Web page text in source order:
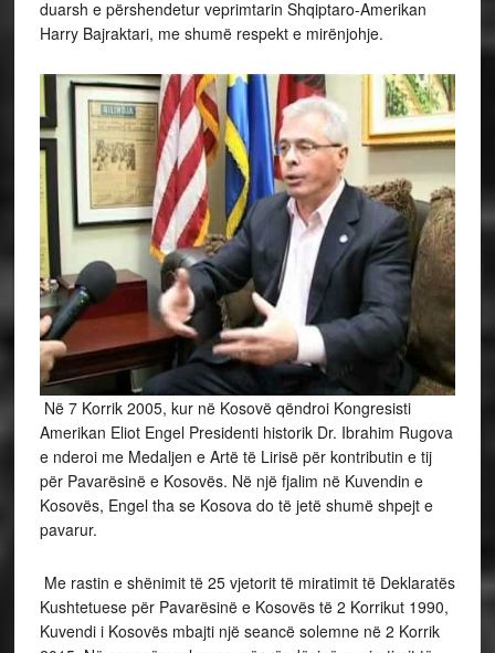
duarsh e përshendetur veprimtarin Shqiptaro-Amerikan
Harry Bajraktari, me shumë respekt e mirënjohje.
Në 7 Korrik 2005, kur në Kosovë qëndroi Kongresisti
Amerikan Eliot Engel Presidenti historik Dr. Ibrahim Rugova
e nderoi me Medaljen e Artë të Lirisë për kontributin e tij
për Pavarësinë e Kosovës. Në një fjalim në Kuvendin e
Kosovës, Engel tha se Kosova do të jetë shumë shpejt e
pavarur.
Me rastin e shënimit të 25 vjetorit të miratimit të Deklaratës
Kushtetuese për Pavarësinë e Kosovës të 2 Korrikut 1990,
Kuvendi i Kosovës mbajti një seancë solemne në 2 Korrik